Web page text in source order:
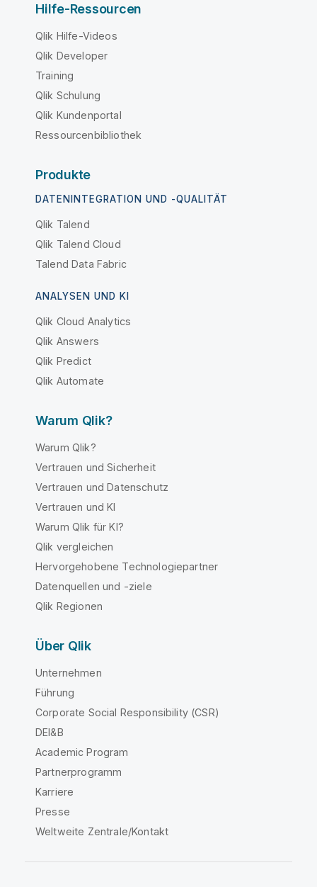
Hilfe-Ressourcen
Qlik Hilfe-Videos
Qlik Developer
Training
Qlik Schulung
Qlik Kundenportal
Ressourcenbibliothek
Produkte
DATENINTEGRATION UND -QUALITÄT
Qlik Talend
Qlik Talend Cloud
Talend Data Fabric
ANALYSEN UND KI
Qlik Cloud Analytics
Qlik Answers
Qlik Predict
Qlik Automate
Warum Qlik?
Warum Qlik?
Vertrauen und Sicherheit
Vertrauen und Datenschutz
Vertrauen und KI
Warum Qlik für KI?
Qlik vergleichen
Hervorgehobene Technologiepartner
Datenquellen und -ziele
Qlik Regionen
Über Qlik
Unternehmen
Führung
Corporate Social Responsibility (CSR)
DEI&B
Academic Program
Partnerprogramm
Karriere
Presse
Weltweite Zentrale/Kontakt